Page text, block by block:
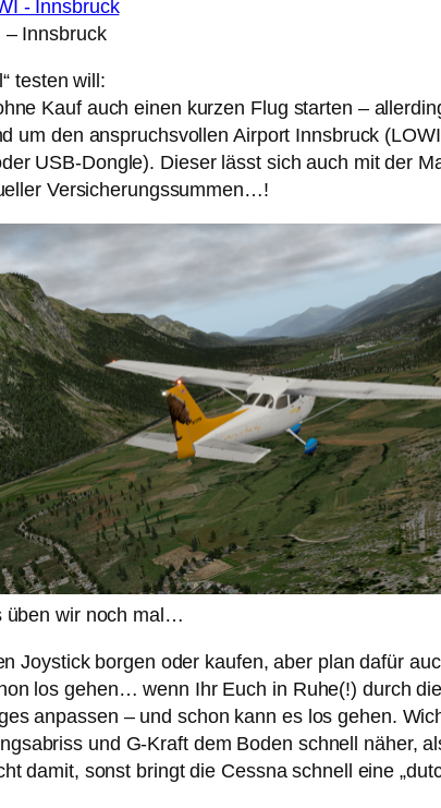
– Innsbruck
testen will:
Kauf auch einen kurzen Flug starten –
um den anspruchsvollen Airport Innsbruck
USB-Dongle). Dieser lässt sich auch mit der
Versicherungssummen…!
wir noch mal…
Joystick borgen oder kaufen, aber plan dafür
los gehen… wenn Ihr Euch in Ruhe(!) durch
anpassen – und schon kann es los gehen.
und G-Kraft dem Boden schnell näher,
damit, sonst bringt die Cessna schnell eine